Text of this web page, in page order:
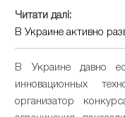
Читати далі:
В Украине активно
В Украине давно
инновационных
организатор